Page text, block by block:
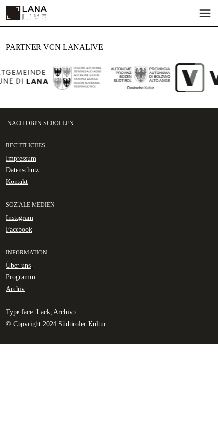
PARTNER VON LANALIVE
NACH OBEN SCROLLEN
RECHTLICHES
Impressum
Datenschutz
Kontakt
SOZIALE MEDIEN
Instagram
Facebook
INFORMATION
Über uns
Programm
Archiv
Type face: Lack, Archivo
© Copyright 2024 Südtiroler Kultur